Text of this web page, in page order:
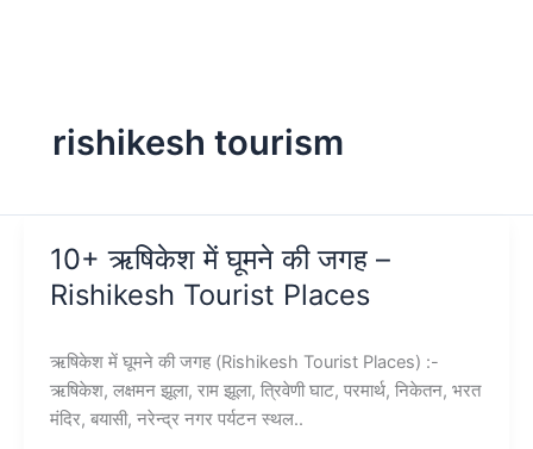
rishikesh tourism
10+ ऋषिकेश में घूमने की जगह –
Rishikesh Tourist Places
ऋषिकेश में घूमने की जगह (Rishikesh Tourist Places) :-
ऋषिकेश, लक्षमन झूला, राम झूला, त्रिवेणी घाट, परमार्थ, निकेतन, भरत
मंदिर, बयासी, नरेन्द्र नगर पर्यटन स्थल..